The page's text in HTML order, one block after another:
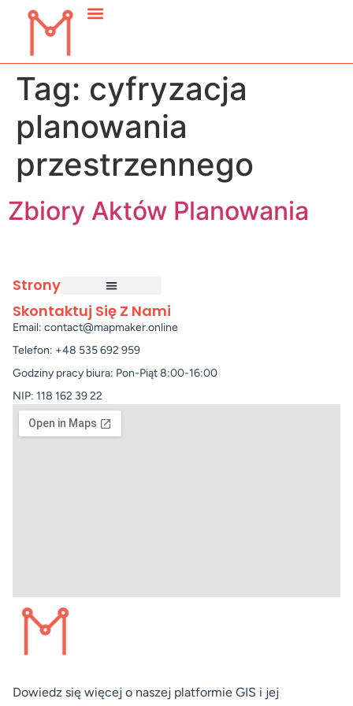
Tag: cyfryzacja
planowania
przestrzennego
Zbiory Aktów Planowania
Dowiedz się więcej o naszej platformie GIS i jej
Strony
Skontaktuj Się Z Nami
Email: contact@mapmaker.online
Telefon: +48 535 692 959
Godziny pracy biura: Pon-Piąt 8:00-16:00
NIP: 118 162 39 22